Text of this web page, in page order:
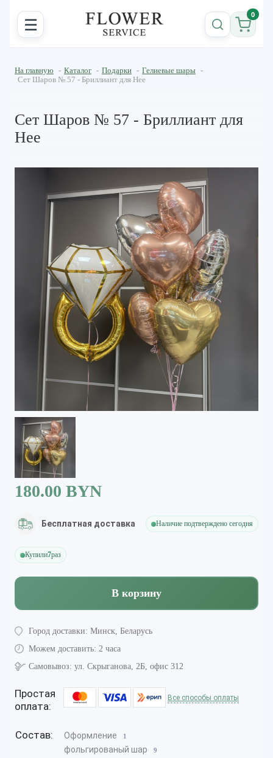
☰ 0
На главную - Каталог - Подарки - Гелиевые шары -
Сет Шаров № 57 - Бриллиант для Нее
Сет Шаров № 57 - Бриллиант для
Нее
180.00 BYN
Бесплатная доставка Наличие подтверждено сегодня
Купили7раз
В корзину
Город доставки: Минск, Беларусь
Можем доставить: 2 часа
Самовывоз: ул. Скрыганова, 2Б, офис 312
Простая
оплата:
Все способы оплаты
Состав: Оформление 1
фольгированый шар 9